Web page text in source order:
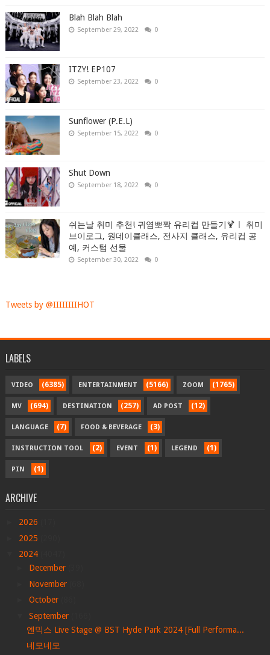
Blah Blah Blah
September 29, 2022 0
ITZY! EP107
September 23, 2022 0
Sunflower (P.E.L)
September 15, 2022 0
Shut Down
September 18, 2022 0
쉬는날 취미 추천! 귀염뽀짝 유리컵 만들기🍹ㅣ 취미
브이로그, 원데이클래스, 전사지 클래스, 유리컵 공
예, 커스텀 선물
September 30, 2022 0
Tweets by @IIIIIIIIHOT
LABELS
VIDEO (6385) ENTERTAINMENT (5166) ZOOM (1765)
MV (694) DESTINATION (257) AD POST (12)
LANGUAGE (7) FOOD & BEVERAGE (3)
INSTRUCTION TOOL (2) EVENT (1) LEGEND (1)
PIN (1)
ARCHIVE
2026
2025
2024
December
November
October
September
엔믹스 Live Stage @ BST Hyde Park 2024 [Full Performa...
네모네모